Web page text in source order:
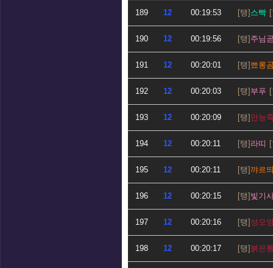
189 12 00:19:53 스빡
190 12 00:19:56 주님
191 12 00:20:01 뾰롱
192 12 00:20:03 부푸
193 12 00:20:09 만능
194 12 00:20:11 라띠
195 12 00:20:11 꺄르
196 12 00:20:15 빛기
197 12 00:20:16 성모
198 12 00:20:17 붉은